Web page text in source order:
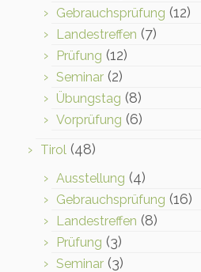
Gebrauchsprüfung (12)
Landestreffen (7)
Prüfung (12)
Seminar (2)
Übungstag (8)
Vorprüfung (6)
Tirol (48)
Ausstellung (4)
Gebrauchsprüfung (16)
Landestreffen (8)
Prüfung (3)
Seminar (3)